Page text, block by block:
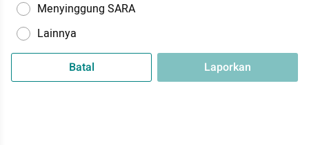
Menyinggung SARA
Lainnya
Batal Laporkan